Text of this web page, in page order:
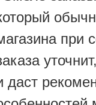
при
даст